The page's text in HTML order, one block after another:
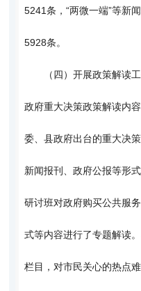
5241条，“两微一端”等新
5928条。
（四）开展政策解读工
政府重大决策政策解读内
委、县政府出台的重大决
新闻报刊、政府公报等形
研讨班对政府购买公共服
式等内容进行了专题解读
栏目，对市民关心的热点